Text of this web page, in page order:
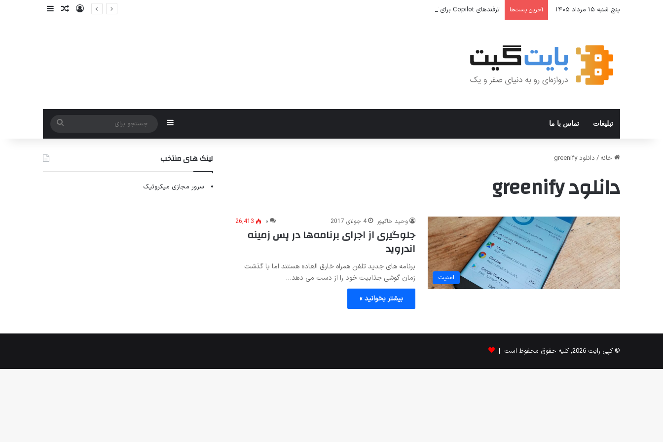
پنج شنبه ۱۵ مرداد ۱۴۰۵ آخرین پست‌ها ترفندهای Copilot برای کار و افزایش بهره‌وری ورودنوشته تصادفی
سایدبار
تبلیغات تماس با ما سایدبار
جستجو
برای
خانه / دانلود greenify
دانلود greenify
امنیت
وحید خاکپور 4 جولای 2017 ۰ 26,413
جلوگیری از اجرای برنامه‌ها در پس زمینه
اندروید
برنامه های جدید تلفن همراه خارق العاده هستند اما با گذشت
زمان گوشی جذابیت خود را از دست می دهد…
بیشتر بخوانید »
لینک های منتخب
سرور مجازی میکروتیک
© کپی رایت 2026, کلیه حقوق محفوظ است |